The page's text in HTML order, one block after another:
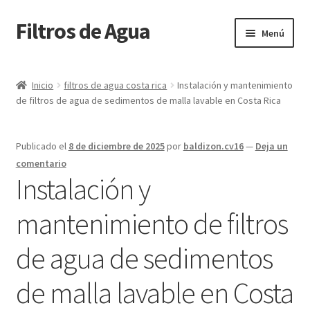
Ir
a
navegación
Ir
al
Filtros de Agua Menú
Blog
Cart
My account
Página de ejemplo
Inicio filtros de agua costa rica
Instalación y mantenimiento
de filtros de agua de sedimentos de malla lavable en Costa Rica
Publicado el 8 de diciembre de 2025por baldizon.cv16— Deja un
comentario
Instalación y
mantenimiento de filtros
de agua de sedimentos
de malla lavable en Costa